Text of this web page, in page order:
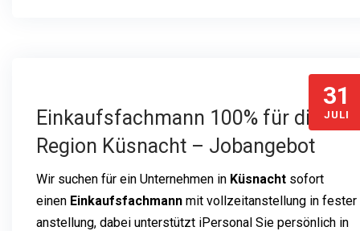
31
JULI
Einkaufsfachmann 100% für die
Region Küsnacht – Jobangebot
Wir suchen für ein Unternehmen in Küsnacht sofort
einen Einkaufsfachmann mit vollzeitanstellung in fester
anstellung, dabei unterstützt iPersonal Sie persönlich in